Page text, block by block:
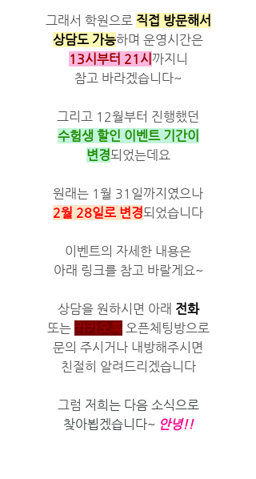
그래서 학원으로 직접 방문해서
상담도 가능하며 운영시간은
13시부터 21시 까지니
참고 바라겠습니다~
그리고 12월부터 진행했던
수험생 할인 이벤트 기간이
변경되었는데요
원래는 1월 31일까지였으나
2월 28일로 변경되었습니다
이벤트의 자세한 내용은
아래 링크를 참고 바랄게요~
상담을 원하시면 아래 전화
또는 카카오톡 오픈체팅방으로
문의 주시거나 내방해주시면
친절히 알려드리겠습니다
그럼 저희는 다음 소식으로
찾아뵙겠습니다~ 안녕!!